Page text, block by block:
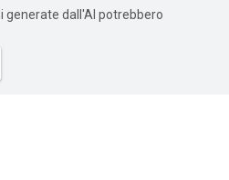
generate dall'AI potrebbero